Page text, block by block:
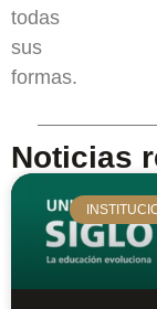
todas
sus
formas.
Noticias